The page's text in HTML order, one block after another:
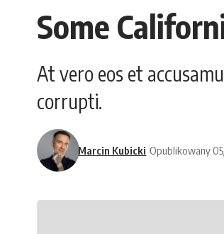
Some
At vero eos et
corrupti.
Marcin Kubicki Opublikowany